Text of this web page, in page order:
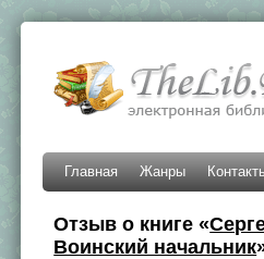
Главная Жанры
Отзыв о книге «
Воинский начальник